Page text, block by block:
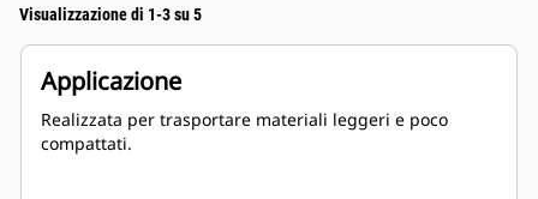
Visualizzazione di 1-3 su 5
Applicazione
Realizzata per trasportare materiali leggeri e poco
compattati.